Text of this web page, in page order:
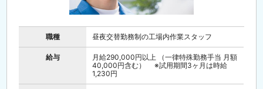
職種 昼夜交替勤務制の工場内作業スタッフ
給与
月給290,000円以上 （一律特殊勤務手当 月額
40,000円含む） ※試用期間3ヶ月は時給
1,230円